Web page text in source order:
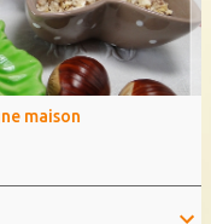
maison